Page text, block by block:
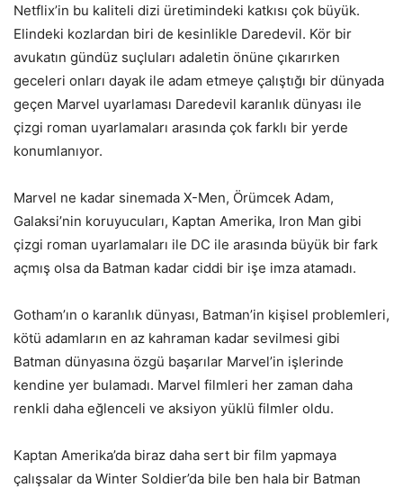
Netflix’in bu kaliteli dizi üretimindeki katkısı çok büyük.
Elindeki kozlardan biri de kesinlikle Daredevil. Kör bir
avukatın gündüz suçluları adaletin önüne çıkarırken
geceleri onları dayak ile adam etmeye çalıştığı bir dünyada
geçen Marvel uyarlaması Daredevil karanlık dünyası ile
çizgi roman uyarlamaları arasında çok farklı bir yerde
konumlanıyor.
Marvel ne kadar sinemada X-Men, Örümcek Adam,
Galaksi’nin koruyucuları, Kaptan Amerika, Iron Man gibi
çizgi roman uyarlamaları ile DC ile arasında büyük bir fark
açmış olsa da Batman kadar ciddi bir işe imza atamadı.
Gotham’ın o karanlık dünyası, Batman’in kişisel problemleri,
kötü adamların en az kahraman kadar sevilmesi gibi
Batman dünyasına özgü başarılar Marvel’in işlerinde
kendine yer bulamadı. Marvel filmleri her zaman daha
renkli daha eğlenceli ve aksiyon yüklü filmler oldu.
Kaptan Amerika’da biraz daha sert bir film yapmaya
çalışsalar da Winter Soldier’da bile ben hala bir Batman